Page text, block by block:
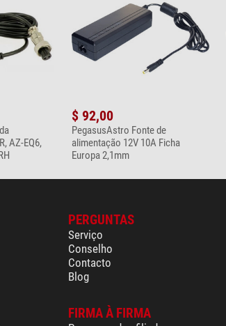
AZ-EQ6,
$ 92,00
PegasusAstro Fonte de
alimentação 12V 10A Ficha
Europa 2,1mm
PERGUNTAS
Serviço
Conselho
Contacto
Blog
FIRMA À FIRMA